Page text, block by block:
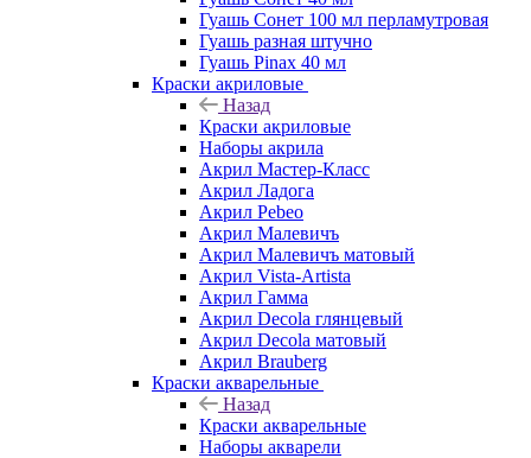
Гуашь Сонет 100 мл перламутровая
Гуашь разная штучно
Гуашь Pinax 40 мл
Краски акриловые
Назад
Краски акриловые
Наборы акрила
Акрил Мастер-Класс
Акрил Ладога
Акрил Pebeo
Акрил Малевичъ
Акрил Малевичъ матовый
Акрил Vista-Artista
Акрил Гамма
Акрил Decola глянцевый
Акрил Decola матовый
Акрил Brauberg
Краски акварельные
Назад
Краски акварельные
Наборы акварели